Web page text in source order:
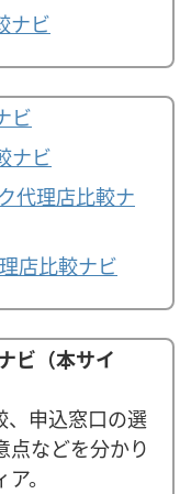
ナビ
ビ
ナビ
代理店比較ナ
店比較ナビ
ビ（本サイ
申込窓口の選
点などを分かり
。